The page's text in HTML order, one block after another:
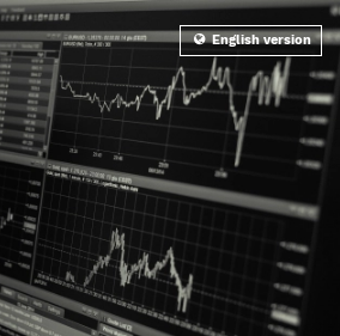
English version